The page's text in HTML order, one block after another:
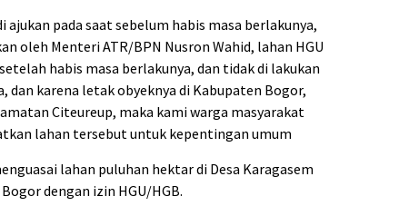
ajukan pada saat sebelum habis masa berlakunya,
oleh Menteri ATR/BPN Nusron Wahid, lahan HGU
habis masa berlakunya, dan tidak di lakukan
karena letak obyeknya di Kabupaten Bogor,
Citeureup, maka kami warga masyarakat
lahan tersebut untuk kepentingan umum
lahan puluhan hektar di Desa Karagasem
dengan izin HGU/HGB.